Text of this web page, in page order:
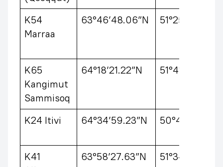
K54
Marraa
63°46’48.06”N 51°25’25.32”V
K65
Kangimut
Sammisoq
64°18’21.22”N
K24 Itivi 64°34’59.23”N
K41
63°58’27.63”N